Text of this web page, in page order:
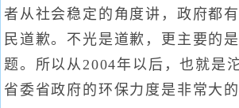
者从社会稳定的角度讲，政府都
民道歉。不光是道歉，更主要的
题。所以从2004年以后，也就是
省委省政府的环保力度是非常大的